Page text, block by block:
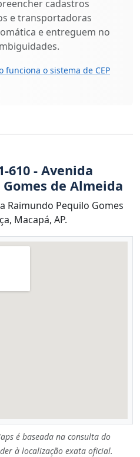
cadastros
e transportadoras
e entreguem no
funciona o sistema de CEP
610 - Avenida
de Almeida
Raimundo Pequilo Gomes
Macapá, AP.
é baseada na consulta do
à localização exata oficial.